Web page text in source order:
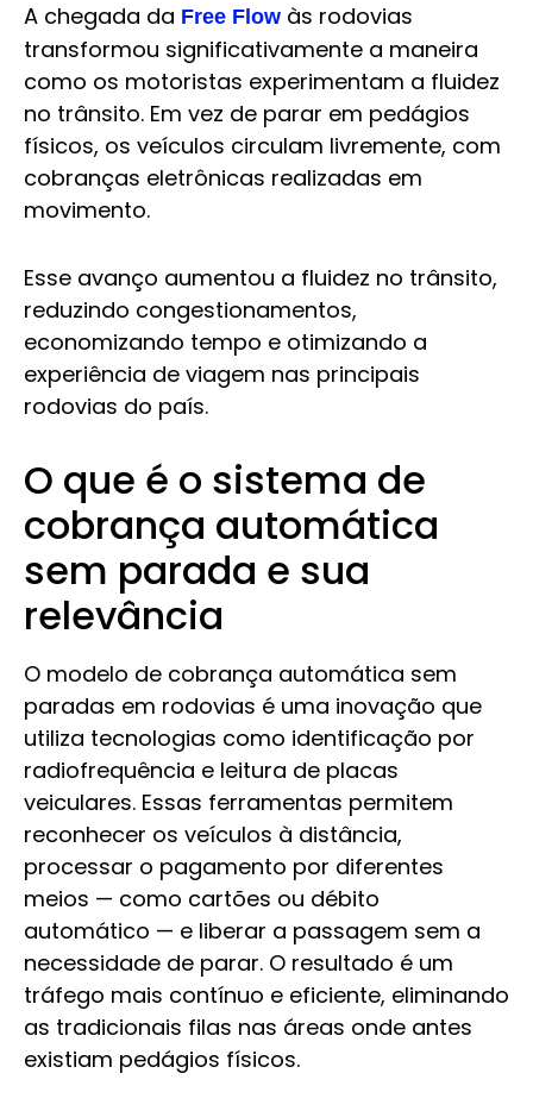
A chegada da Free Flow às rodovias
transformou significativamente a maneira
como os motoristas experimentam a fluidez
no trânsito. Em vez de parar em pedágios
físicos, os veículos circulam livremente, com
cobranças eletrônicas realizadas em
movimento.
Esse avanço aumentou a fluidez no trânsito,
reduzindo congestionamentos,
economizando tempo e otimizando a
experiência de viagem nas principais
rodovias do país.
O que é o sistema de
cobrança automática
sem parada e sua
relevância
O modelo de cobrança automática sem
paradas em rodovias é uma inovação que
utiliza tecnologias como identificação por
radiofrequência e leitura de placas
veiculares. Essas ferramentas permitem
reconhecer os veículos à distância,
processar o pagamento por diferentes
meios — como cartões ou débito
automático — e liberar a passagem sem a
necessidade de parar. O resultado é um
tráfego mais contínuo e eficiente, eliminando
as tradicionais filas nas áreas onde antes
existiam pedágios físicos.